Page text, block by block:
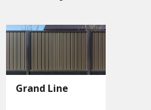
Grand Line